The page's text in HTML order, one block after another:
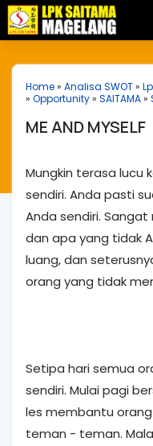
Home» Analisa SWOT»
» Opportunity» SAITAMA»
ME AND MYSELF
Mungkin terasa lucu
sendiri. Anda pasti
Anda sendiri.
dan apa yang tidak
luang, dan
orang yang tidak
Setipa hari semua
sendiri. Mulai pagi
les membantu
teman - teman.